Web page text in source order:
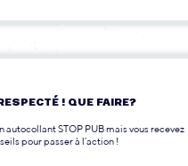
! QUE FAIRE?
autocollant STOP PUB mais vous recevez
pour passer à l’action !